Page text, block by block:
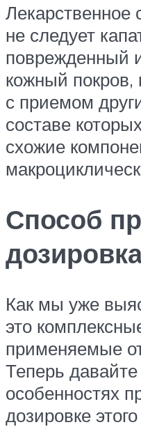
Лекарственное
не следует
поврежденный
кожный покров,
с приемом
составе
схожие
Способ
Как мы уже
это
применяемые
Теперь
особенностях
дозировке